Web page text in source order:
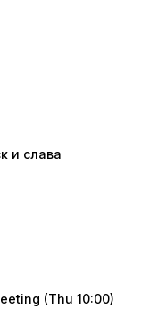
и слава
(Thu 10:00)